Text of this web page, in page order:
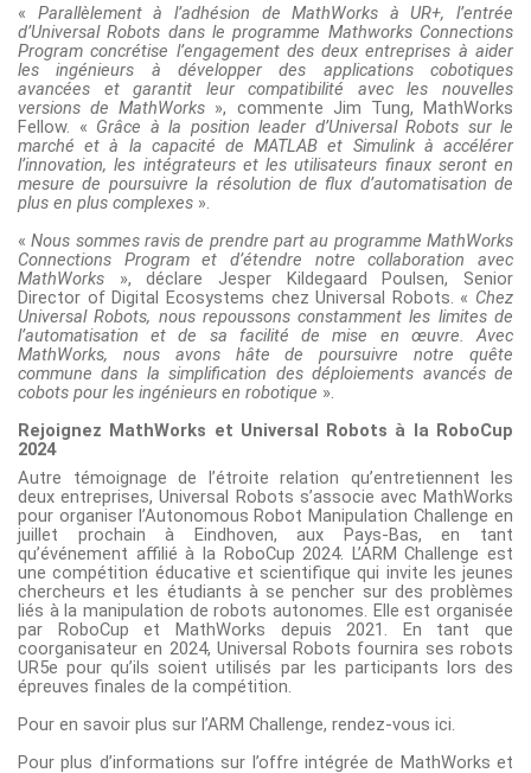
« Parallèlement à l’adhésion de MathWorks àUR+, l’entrée
d’Universal Robots dans le programme Mathworks Connections
Program concrétise l’engagement des deux entreprises à aider
les ingénieurs à développer des applications cobotiques
avancées et garantit leur compatibilité avec les nouvelles
versions de MathWorks », commente Jim Tung, MathWorks
Fellow. « Grâce à la position leader d’Universal Robots sur le
marché et à la capacité de MATLAB et Simulink à accélérer
l’innovation, les intégrateurs et les utilisateurs finaux seront en
mesure de poursuivre la résolution de flux d’automatisation de
plus en plus complexes ».
«Nous sommes ravis de prendre part au programme MathWorks
Connections Program et d’étendre notre collaboration avec
MathWorks », déclare Jesper Kildegaard Poulsen, Senior
Director of Digital Ecosystems chez Universal Robots. « Chez
Universal Robots, nous repoussons constamment les limites de
l’automatisation et de sa facilité de mise en œuvre. Avec
MathWorks, nous avons hâte de poursuivre notre quête
commune dans la simplification des déploiements avancés de
cobots pour les ingénieurs en robotique ».
Rejoignez MathWorks et Universal Robots à la RoboCup
2024
Autre témoignage de l’étroite relation qu’entretiennent les
deux entreprises, Universal Robots s’associe avec MathWorks
pour organiser l’Autonomous Robot Manipulation Challenge en
juillet prochain à Eindhoven, aux Pays-Bas, en tant
qu’événement affilié à la RoboCup 2024. L’ARM Challenge est
une compétition éducative et scientifique qui invite les jeunes
chercheurs et les étudiants à se pencher sur des problèmes
liés à la manipulation de robots autonomes. Elle est organisée
par RoboCup et MathWorks depuis 2021. En tant que
coorganisateur en 2024, Universal Robots fournira ses robots
UR5e pour qu’ils soient utilisés par les participants lors des
épreuves finales de la compétition.
Pour en savoir plus sur l’ARM Challenge, rendez-vous ici.
Pour plus d’informations sur l’offre intégrée de MathWorks et